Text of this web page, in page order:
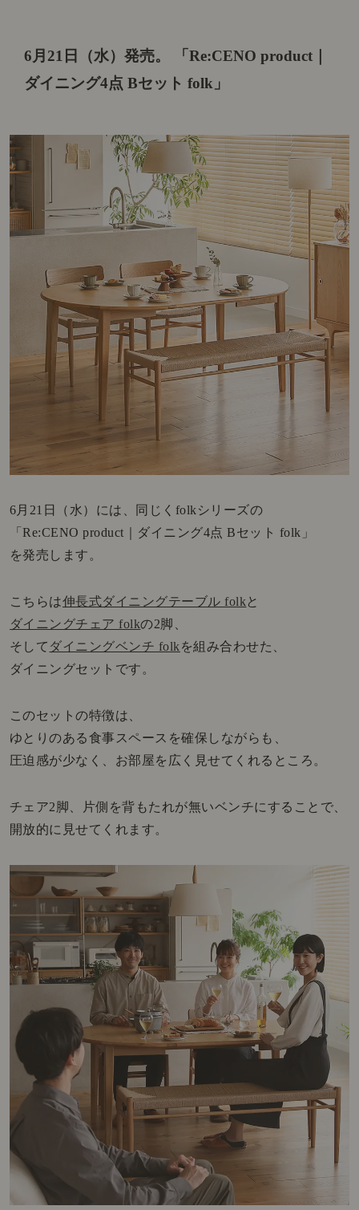
6月21日（水）発売。
「Re:CENO product｜
ダイニング4点 Bセット folk」
6月21日（水）には、同じくfolkシリーズの
「Re:CENO product｜ダイニング4点 Bセット folk」
を発売します。
こちらは伸長式ダイニングテーブル folk と
ダイニングチェア folkの2脚、
そして ダイニングベンチ folk を組み合わせた、
ダイニングセットです。
このセットの特徴は、
ゆとりのある食事スペースを確保しながらも、
圧迫感が少なく、お部屋を広く見せてくれるところ。
チェア2脚、片側を背もたれが無いベンチにすることで、
開放的に見せてくれます。